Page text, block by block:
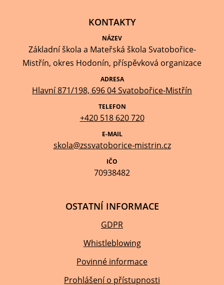
KONTAKTY
NÁZEV
Základní škola a Mateřská škola Svatobořice-
Mistřín, okres Hodonín, příspěvková organizace
ADRESA
Hlavní 871/198, 696 04 Svatobořice-Mistřín
TELEFON
+420 518 620 720
E-MAIL
skola@zssvatoborice-mistrin.cz
IČO
70938482
OSTATNÍ INFORMACE
GDPR
Whistleblowing
Povinné informace
Prohlášení o přístupnosti